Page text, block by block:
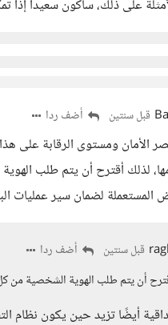
على ذلك، سأكون سعيداً إذا
قبل سنتين أضف ردا
الأمان ومستوى الرقابة على
لذلك أقترح أن يتم طلب
المستعملة لضمان سير عمليات
قبل سنتين
أضف ردا
أن يتم طلب الهوية الشخصية من
أيضًا تزيد حين يكون نظام